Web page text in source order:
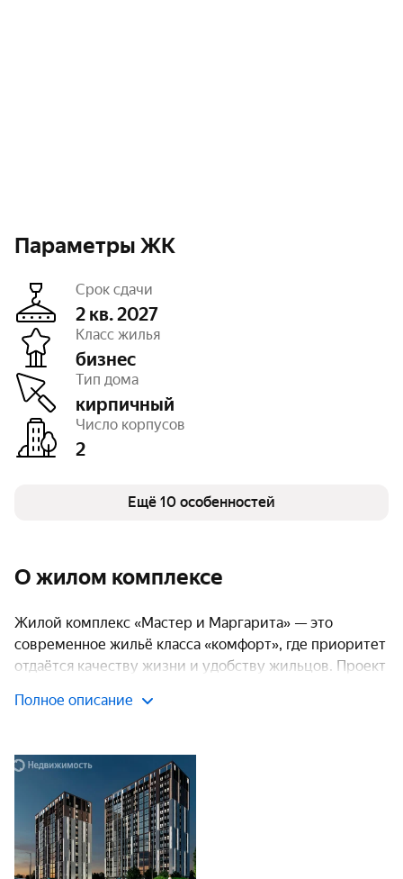
Параметры ЖК
Срок сдачи
2 кв. 2027
Класс жилья
бизнес
Тип дома
кирпичный
Число корпусов
2
Этажность
Отделка
Высота потолков
Паркинг, машиноместа
Тип договора
ДДУ, 214 ФЗ
Очереди
Детская площадка
есть
Ещё 10 особенностей
О жилом комплексе
Жилой комплекс «Мастер и Маргарита» — это
современное жильё класса «комфорт», где приоритет
отдаётся качеству жизни и удобству жильцов. Проект
однокомнатных квартир до просторных
потолков от 2,7 до 3 метров создаёт ощущение
простора. Особое внимание уделено двухуровневым
квартирам с террасами.
Транспортная доступность
Полное описание